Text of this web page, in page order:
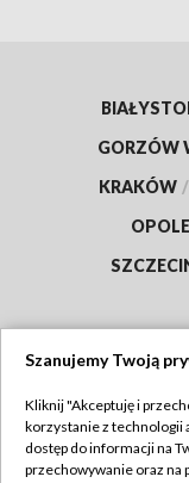
GORZÓW
KRAKÓW /
OPOLE
Abonament TVP
Szanujemy Twoją
Kliknij "Akceptuję i
korzystanie z technologii
dostęp do informacji na
przechowywanie oraz na